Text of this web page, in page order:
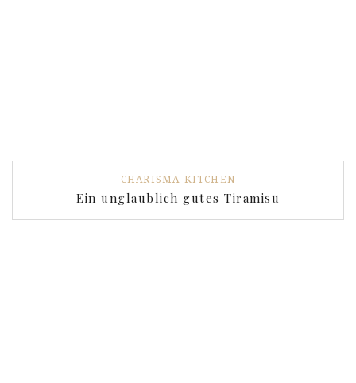
CHARISMA-KITCHEN
Ein unglaublich gutes Tiramisu